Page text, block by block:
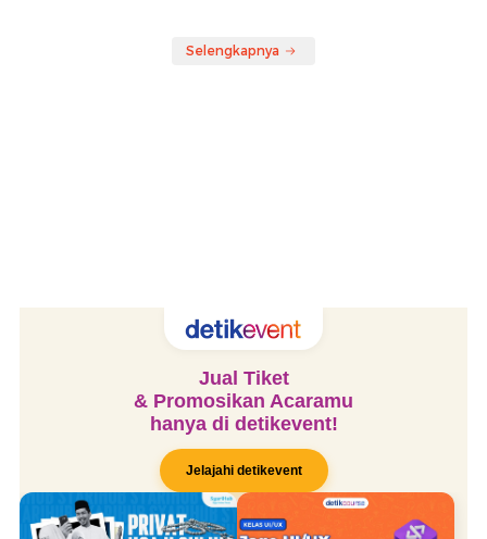
Selengkapnya